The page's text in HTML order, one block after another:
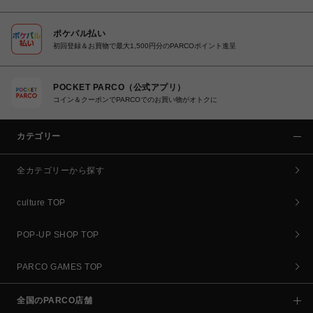
ポケパル払い
初回登録＆お買物で最大1,500円分のPARCOポイント進呈
POCKET PARCO（公式アプリ）
コイン＆クーポンでPARCOでのお買い物がオトクに
カテゴリー
全カテゴリーから探す
culture TOP
POP-UP SHOP TOP
PARCO GAMES TOP
全国のPARCO店舗